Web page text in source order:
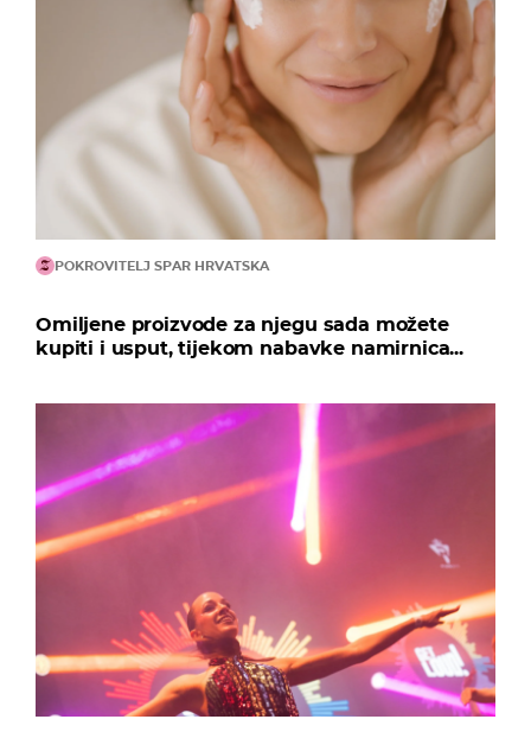
POKROVITELJ SPAR HRVATSKA
Omiljene proizvode za njegu sada možete
kupiti i usput, tijekom nabavke namirnica...